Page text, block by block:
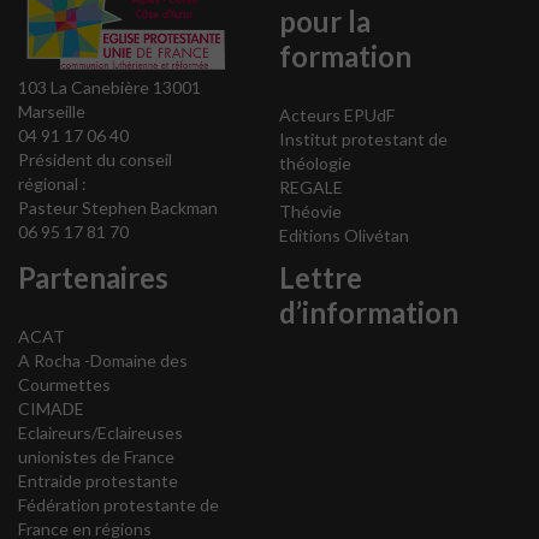
103 La Canebière 13001
Marseille
04 91 17 06 40
Président du conseil
régional :
Pasteur Stephen Backman
06 95 17 81 70
pour la
formation
Acteurs EPUdF
Institut protestant de
théologie
REGALE
Théovie
Editions Olivétan
Partenaires
ACAT
A Rocha -Domaine des
Courmettes
CIMADE
Eclaireurs/Eclaireuses
unionistes de France
Entraide protestante
Fédération protestante de
France en régions
Lettre
d’information